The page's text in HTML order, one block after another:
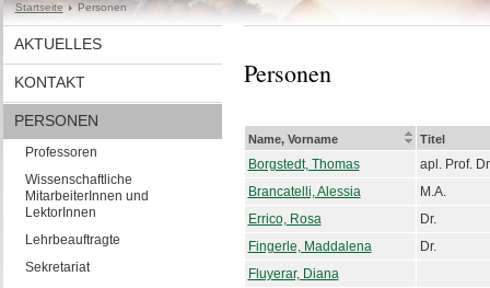
Startseite Personen
AKTUELLES
KONTAKT
PERSONEN
Professoren
Wissenschaftliche
MitarbeiterInnen und
LektorInnen
Lehrbeauftragte
Sekretariat
Personen
Name, Vorname Titel
Borgstedt, Thomas
apl. Prof.
Brancatelli, Alessia
M.A.
Errico, Rosa
Dr.
Fingerle, Maddalena
Dr.
Fluyerar, Diana